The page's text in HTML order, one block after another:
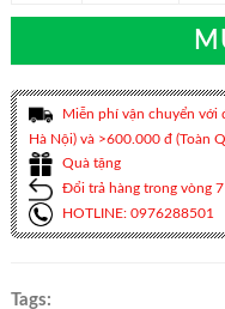
Miễn phí vận chuyển với
Hà Nội) và >600.000 đ (Toàn
Quà tặng
Đổi trả hàng trong vòng 7
HOTLINE: 0976288501
Tags: